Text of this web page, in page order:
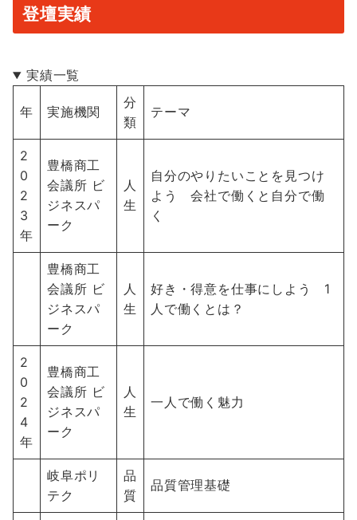
登壇実績
実績一覧
年 実施機関
分
類
テーマ
2
0
2
3
年
豊橋商工
会議所 ビ
ジネスパ
ーク
人
生
自分のやりたいことを見つけ
よう 会社で働くと自分で働
く
豊橋商工
会議所 ビ
ジネスパ
ーク
人
生
好き・得意を仕事にしよう 1
人で働くとは？
2
0
2
4
年
豊橋商工
会議所 ビ
ジネスパ
ーク
人
生
一人で働く魅力
岐阜ポリ
テク
品
質
品質管理基礎